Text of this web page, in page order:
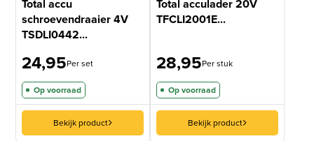
Total accu
schroevendraaier 4V
TSDLI0442...
24,95Per set
Op voorraad
Bekijk product
Total acculader 20V
TFCLI2001E...
28,95Per stuk
Op voorraad
Bekijk product